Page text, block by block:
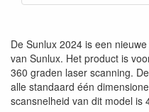
De Sunlux 2024 is een
van Sunlux. Het product is
360 graden laser scanning.
alle standaard één
scansnelheid van dit model is